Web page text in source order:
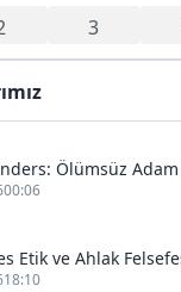
3
Ölümsüz
ve İnceleme
00:06
Etik ve Ahlak
18:10